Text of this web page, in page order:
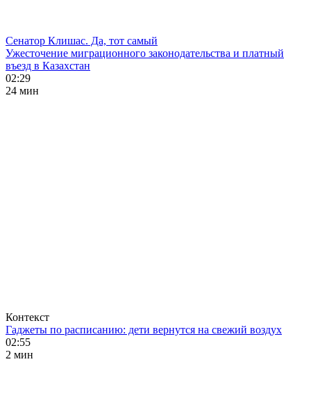
Сенатор Клишас. Да, тот самый
Ужесточение миграционного законодательства и платный
въезд в Казахстан
02:29
24 мин
Контекст
Гаджеты по расписанию: дети вернутся на свежий воздух
02:55
2 мин